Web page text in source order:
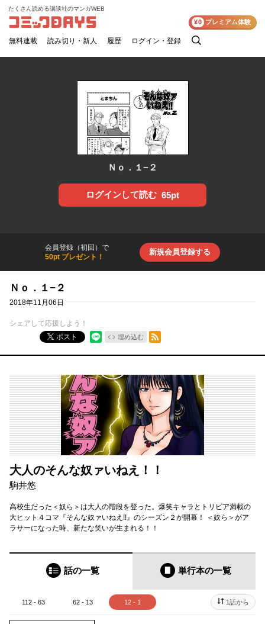
コミックDAYS
たくさん読める講談社のマンガWEB
無料連載 読み切り・新人 履歴 ログイン・登録
検
¥0 プレミアム体験
Ｎｏ．１−２
ログインして読む 65pt
会員登録（初回）で
50pt プレゼント！
新規会員登録する
Ｎｏ．１−２
2018年11月06日
シェアして応援しよう！
ポスト
埋め込む
RSSフィード
大人のそんな奴ァいねえ！！
駒井悠
高校生だった＜奴ら＞は大人の階段を登った。爆笑キャラとトリビア満載の
大ヒット４コマ『そんな奴ァいねえ!!』のシーズン２が開幕！ ＜奴ら＞がア
ラサーになった時、新たな笑いが生まれる！！
話の一覧 単行本の一覧
112 - 63 62 - 13 12 - 1 1話から